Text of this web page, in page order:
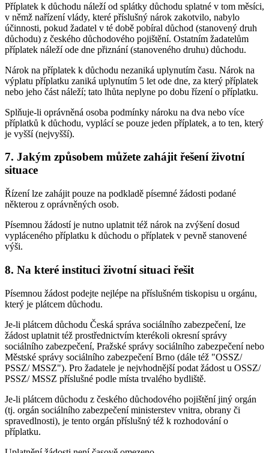
Příplatek k důchodu náleží od splátky důchodu splatné v tom měsíci,
v němž nařízení vlády, které příslušný nárok zakotvilo, nabylo
účinnosti, pokud žadatel v té době pobíral důchod (stanovený druh
důchodu) z českého důchodového pojištění. Ostatním žadatelům
příplatek náleží ode dne přiznání (stanoveného druhu) důchodu.
Nárok na příplatek k důchodu nezaniká uplynutím času. Nárok na
výplatu příplatku zaniká uplynutím 5 let ode dne, za který příplatek
nebo jeho část náleží; tato lhůta neplyne po dobu řízení o příplatku.
Splňuje-li oprávněná osoba podmínky nároku na dva nebo více
příplatků k důchodu, vyplácí se pouze jeden příplatek, a to ten, který
je vyšší (nejvyšší).
7. Jakým způsobem můžete zahájit řešení životní
situace
Řízení lze zahájit pouze na podkladě písemné žádosti podané
některou z oprávněných osob.
Písemnou žádostí je nutno uplatnit též nárok na zvýšení dosud
vypláceného příplatku k důchodu o příplatek v pevně stanovené
výši.
8. Na které instituci životní situaci řešit
Písemnou žádost podejte nejlépe na příslušném tiskopisu u orgánu,
který je plátcem důchodu.
Je-li plátcem důchodu Česká správa sociálního zabezpečení, lze
žádost uplatnit též prostřednictvím kterékoli okresní správy
sociálního zabezpečení, Pražské správy sociálního zabezpečení nebo
Městské správy sociálního zabezpečení Brno (dále též "OSSZ/
PSSZ/ MSSZ"). Pro žadatele je nejvhodnější podat žádost u OSSZ/
PSSZ/ MSSZ příslušné podle místa trvalého bydliště.
Je-li plátcem důchodu z českého důchodového pojištění jiný orgán
(tj. orgán sociálního zabezpečení ministerstev vnitra, obrany či
spravedlnosti), je tento orgán příslušný též k rozhodování o
příplatku.